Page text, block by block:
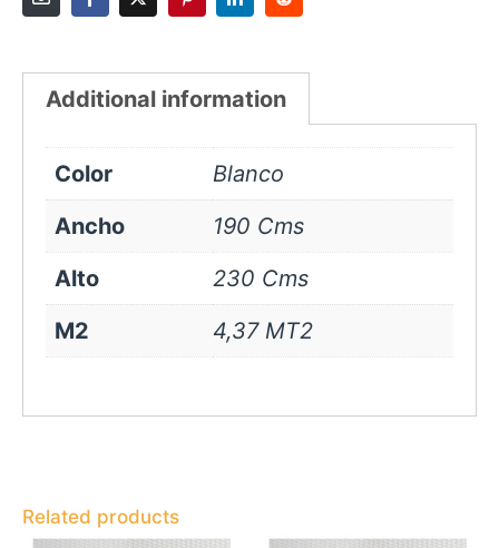
Additional information
Color
Blanco
Ancho
190 Cms
Alto
230 Cms
M2
4,37 MT2
Related products